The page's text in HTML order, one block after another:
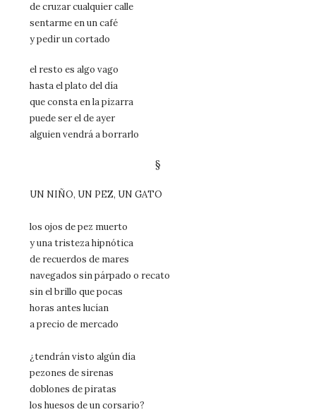
de cruzar cualquier calle
sentarme en un café
y pedir un cortado
el resto es algo vago
hasta el plato del día
que consta en la pizarra
puede ser el de ayer
alguien vendrá a borrarlo
§
UN NIÑO, UN PEZ, UN GATO
los ojos de pez muerto
y una tristeza hipnótica
de recuerdos de mares
navegados sin párpado o recato
sin el brillo que pocas
horas antes lucían
a precio de mercado
¿tendrán visto algún día
pezones de sirenas
doblones de piratas
los huesos de un corsario?